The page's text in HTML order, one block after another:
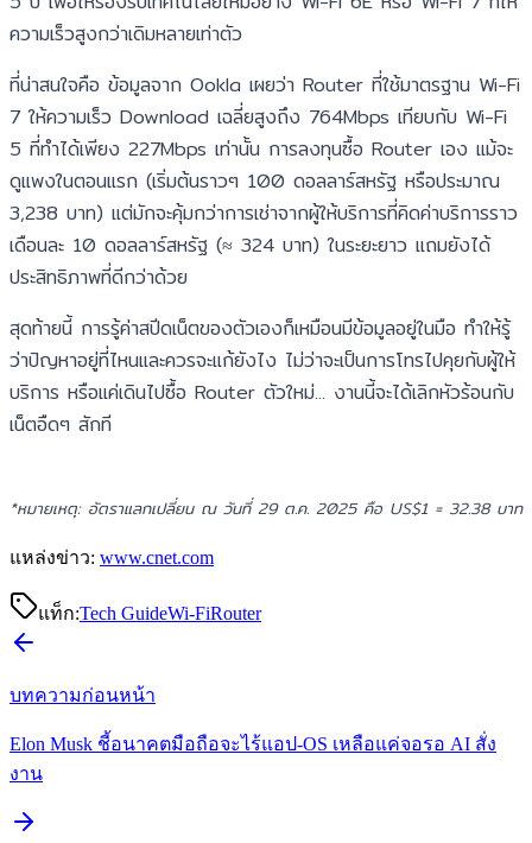
ความเร็วสูงกว่าเดิมหลายเท่าตัว
ที่น่าสนใจคือ ข้อมูลจาก Ookla เผยว่า Router ที่ใช้มาตรฐาน Wi-Fi
7 ให้ความเร็ว Download เฉลี่ยสูงถึง 764Mbps เทียบกับ Wi-Fi
5 ที่ทำได้เพียง 227Mbps เท่านั้น การลงทุนซื้อ Router เอง แม้จะ
ดูแพงในตอนแรก (เริ่มต้นราวๆ 100 ดอลลาร์สหรัฐ หรือประมาณ
3,238 บาท) แต่มักจะคุ้มกว่าการเช่าจากผู้ให้บริการที่คิดค่าบริการราว
เดือนละ 10 ดอลลาร์สหรัฐ (≈ 324 บาท) ในระยะยาว แถมยังได้
ประสิทธิภาพที่ดีกว่าด้วย
สุดท้ายนี้ การรู้ค่าสปีดเน็ตของตัวเองก็เหมือนมีข้อมูลอยู่ในมือ ทำให้รู้
ว่าปัญหาอยู่ที่ไหนและควรจะแก้ยังไง ไม่ว่าจะเป็นการโทรไปคุยกับผู้ให้
บริการ หรือแค่เดินไปซื้อ Router ตัวใหม่... งานนี้จะได้เลิกหัวร้อนกับ
เน็ตอืดๆ สักที
*หมายเหตุ: อัตราแลกเปลี่ยน ณ วันที่ 29 ต.ค. 2025 คือ US$1 = 32.38 บาท
แหล่งข่าว: www.cnet.com
แท็ก:Tech GuideWi-FiRouter
บทความก่อนหน้า
Elon Musk ชี้อนาคตมือถือจะไร้แอป-OS เหลือแค่จอรอ AI สั่ง
งาน